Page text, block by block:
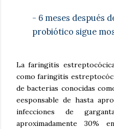
- 6 meses después
probiótico sigue
La faringitis
como faringitis
de bacterias conocidas
eesponsable de hasta
infecciones de
aproximadamente 30%